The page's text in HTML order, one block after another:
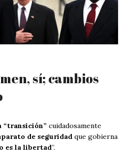
sí; cambios
“transición” cuidadosamente
de seguridad que gobierna
es la libertad”.